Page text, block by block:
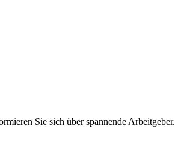
Sie sich über spannende Arbeitgeber.